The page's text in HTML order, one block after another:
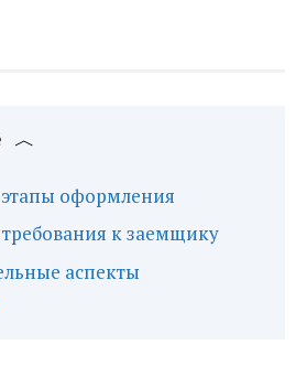
оформления
к заемщику
аспекты